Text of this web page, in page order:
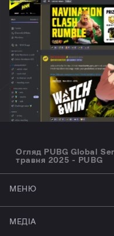
Огляд PUBG Global
травня 2025 - PUBG
МЕНЮ
МЕДІА